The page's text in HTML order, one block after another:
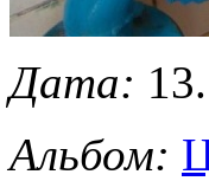
Дата:
Альбом: